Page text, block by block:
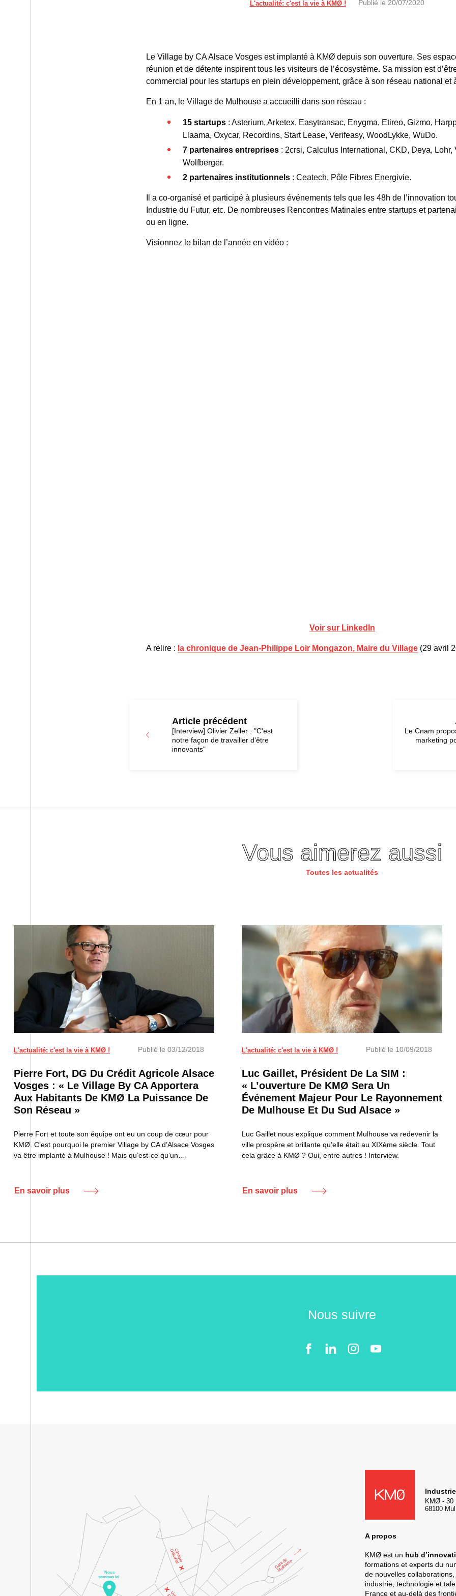
L'actualité: c'est la vie à KMØ ! Publié le 20/07/2020
Le Village by CA Alsace Vosges est implanté à KMØ depuis son ouverture. Ses
réunion et de détente inspirent tous les visiteurs de l’écosystème. Sa mission est
commercial pour les startups en plein développement, grâce à son réseau national et
En 1 an, le Village de Mulhouse a accueilli dans son réseau :
15 startups : Asterium, Arketex, Easytransac, Enygma, Etireo, Gizmo,
Llaama, Oxycar, Recordins, Start Lease, Verifeasy, WoodLykke, WuDo.
7 partenaires entreprises : 2crsi, Calculus International, CKD, Deya, Lohr,
Wolfberger.
2 partenaires institutionnels : Ceatech, Pôle Fibres Energivie.
Il a co-organisé et participé à plusieurs événements tels que les 48h de l’innovation
Industrie du Futur, etc. De nombreuses Rencontres Matinales entre startups et
ou en ligne.
Visionnez le bilan de l’année en vidéo :
Voir sur LinkedIn
A relire : la chronique de Jean-Philippe Loir Mongazon, Maire du Village (29 avril
Article précédent
[Interview] Olivier Zeller : "C'est
notre façon de travailler d'être
innovants"
Le Cnam
marketing
Vous aimerez aussi
Toutes les actualités
L'actualité: c'est la vie à KMØ ! Publié le 03/12/2018
Pierre Fort, DG Du Crédit Agricole Alsace
Vosges : « Le Village By CA Apportera
Aux Habitants De KMØ La Puissance De
Son Réseau »
Pierre Fort et toute son équipe ont eu un coup de cœur pour
KMØ. C’est pourquoi le premier Village by CA d’Alsace Vosges
va être implanté à Mulhouse ! Mais qu’est-ce qu’un…
En savoir plus
L'actualité: c'est la vie à KMØ ! Publié le 10/09/2018
Luc Gaillet, Président De La SIM :
« L’ouverture De KMØ Sera Un
Événement Majeur Pour Le Rayonnement
De Mulhouse Et Du Sud Alsace »
Luc Gaillet nous explique comment Mulhouse va redevenir la
ville prospère et brillante qu’elle était au XIXème siècle. Tout
cela grâce à KMØ ? Oui, entre autres ! Interview.
En savoir plus
Nous suivre
KMØ - 30
68100
A propos
KMØ est un hub
formations et experts du
de nouvelles
industrie, technologie et
France et au-delà des